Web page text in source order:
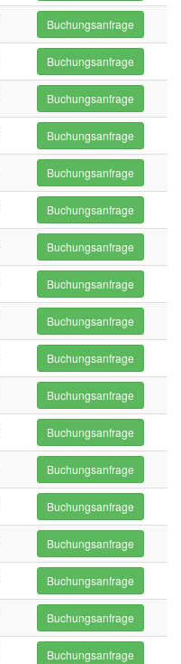
Buchungsanfrage
Buchungsanfrage
Buchungsanfrage
Buchungsanfrage
Buchungsanfrage
Buchungsanfrage
Buchungsanfrage
Buchungsanfrage
Buchungsanfrage
Buchungsanfrage
Buchungsanfrage
Buchungsanfrage
Buchungsanfrage
Buchungsanfrage
Buchungsanfrage
Buchungsanfrage
Buchungsanfrage
Buchungsanfrage